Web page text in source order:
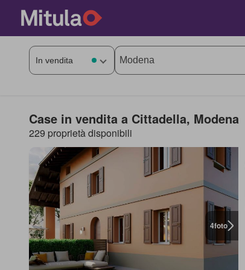
Case in vendita a Cittadella, Modena
229 proprietà disponibili
4foto